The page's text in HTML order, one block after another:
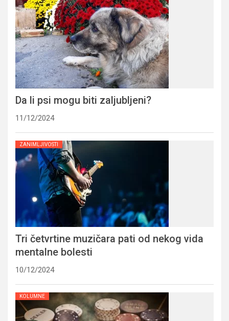
Da li psi mogu biti zaljubljeni?
11/12/2024
ZANIMLJIVOSTI
Tri četvrtine muzičara pati od nekog vida
mentalne bolesti
10/12/2024
KOLUMNE